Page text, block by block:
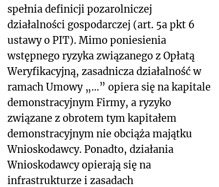
spełnia definicji pozarolniczej
działalności gospodarczej (art. 5a pkt 6
ustawy o PIT). Mimo poniesienia
wstępnego ryzyka związanego z Opłatą
Weryfikacyjną, zasadnicza działalność w
ramach Umowy „…” opiera się na kapitale
demonstracyjnym Firmy, a ryzyko
związane z obrotem tym kapitałem
demonstracyjnym nie obciąża majątku
Wnioskodawcy. Ponadto, działania
Wnioskodawcy opierają się na
infrastrukturze i zasadach